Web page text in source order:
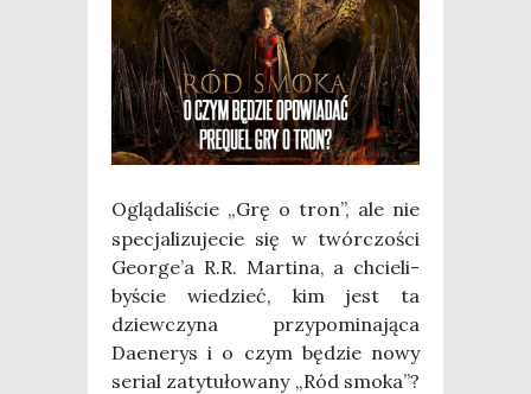
Oglą­da­li­ście „Grę o tron”, ale nie
spe­cja­li­zu­je­cie się w twór­czo­ści
George’a R.R. Mar­ti­na, a chcie­li­
by­ście wie­dzieć, kim jest ta
dziew­czy­na przy­po­mi­na­ją­ca
Daene­rys i o czym będzie nowy
serial zaty­tu­ło­wa­ny „Ród smo­ka”?